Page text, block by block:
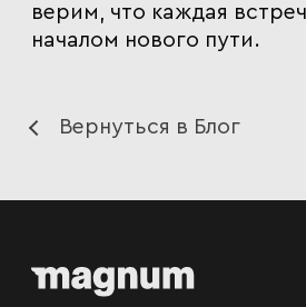
верим, что каждая
началом нового пути.
Вернуться в Блог